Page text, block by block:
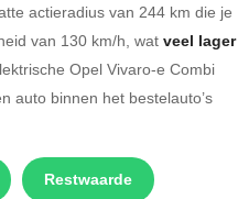
actieradius van 244 km die je
van 130 km/h, wat veel lager
Opel Vivaro-e Combi
auto binnen het bestelauto’s
Restwaarde